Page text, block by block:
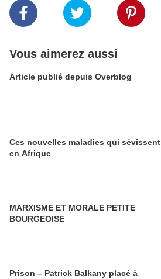
Vous aimerez aussi
Article publié depuis Overblog
Ces nouvelles maladies qui sévissent
en Afrique
MARXISME ET MORALE PETITE
BOURGEOISE
Prison – Patrick Balkany placé à